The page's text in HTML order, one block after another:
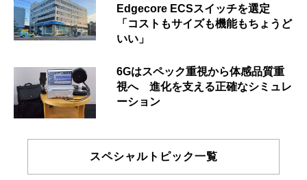
Edgecore ECSスイッチを選定
「コストもサイズも機能もちょうど
いい」
6Gはスペック重視から体感品質重
視へ 進化を支える正確なシミュレ
ーション
スペシャルトピック一覧